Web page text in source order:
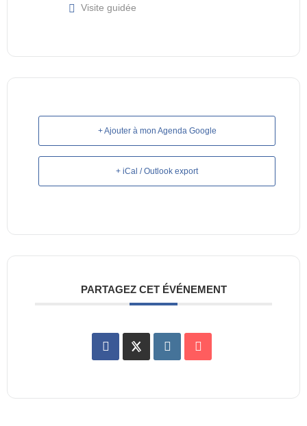
Visite guidée
+ Ajouter à mon Agenda Google
+ iCal / Outlook export
PARTAGEZ CET ÉVÉNEMENT